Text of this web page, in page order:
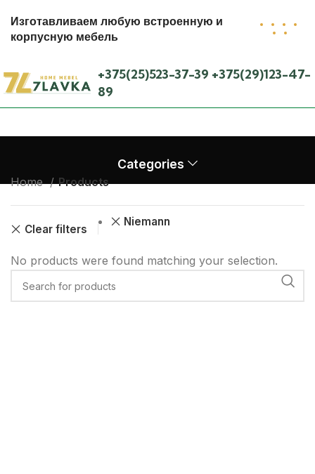
Изготавливаем любую встроенную и
корпусную мебель
+375(25)523-37-39 +375(29)123-47-
89
Categories
Home Products
Clear filters
Niemann
No products were found matching your selection.